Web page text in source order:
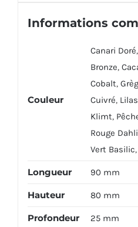
Informations
Couleur
Canari Doré,
Bronze,
Cobalt,
Cuivré,
Klimt,
Rouge
Vert Basilic,
Longueur 90 mm
Hauteur 80 mm
Profondeur 25 mm